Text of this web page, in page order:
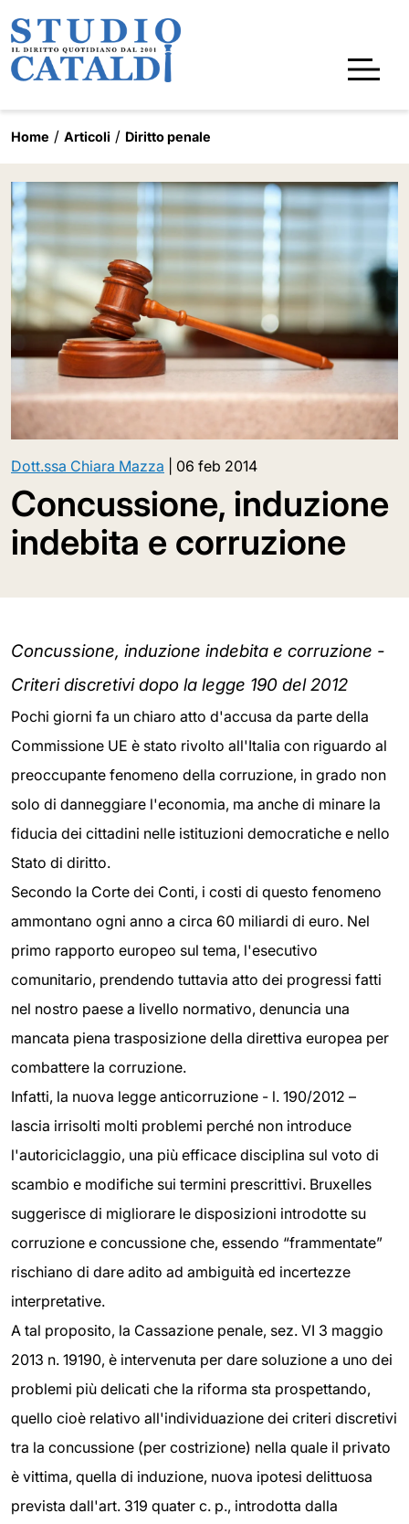
Home Articoli Diritto penale
Dott.ssa Chiara Mazza 06 feb 2014
Concussione, induzione
indebita e corruzione
Concussione, induzione indebita e corruzione -
Criteri discretivi dopo la legge 190 del 2012
Pochi giorni fa un chiaro atto d'accusa da parte della
Commissione UE è stato rivolto all'Italia con riguardo al
preoccupante fenomeno della corruzione, in grado non
solo di danneggiare l'economia, ma anche di minare la
fiducia dei cittadini nelle istituzioni democratiche e nello
Stato di diritto.
Secondo la Corte dei Conti, i costi di questo fenomeno
ammontano ogni anno a circa 60 miliardi di euro. Nel
primo rapporto europeo sul tema, l'esecutivo
comunitario, prendendo tuttavia atto dei progressi fatti
nel nostro paese a livello normativo, denuncia una
mancata piena trasposizione della direttiva europea per
combattere la corruzione.
Infatti, la nuova legge anticorruzione - l. 190/2012 –
lascia irrisolti molti problemi perché non introduce
l'autoriciclaggio, una più efficace disciplina sul voto di
scambio e modifiche sui termini prescrittivi. Bruxelles
suggerisce di migliorare le disposizioni introdotte su
corruzione e concussione che, essendo “frammentate”
rischiano di dare adito ad ambiguità ed incertezze
interpretative.
A tal proposito, la Cassazione penale, sez. VI 3 maggio
2013 n. 19190, è intervenuta per dare soluzione a uno dei
problemi più delicati che la riforma sta prospettando,
quello cioè relativo all'individuazione dei criteri discretivi
tra la concussione (per costrizione) nella quale il privato
è vittima, quella di induzione, nuova ipotesi delittuosa
prevista dall'art. 319 quater c. p., introdotta dalla